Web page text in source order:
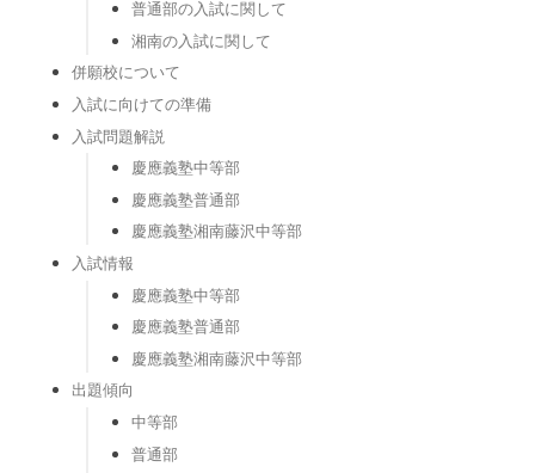
普通部の入試に関して
湘南の入試に関して
併願校について
入試に向けての準備
入試問題解説
慶應義塾中等部
慶應義塾普通部
慶應義塾湘南藤沢中等部
入試情報
慶應義塾中等部
慶應義塾普通部
慶應義塾湘南藤沢中等部
出題傾向
中等部
普通部